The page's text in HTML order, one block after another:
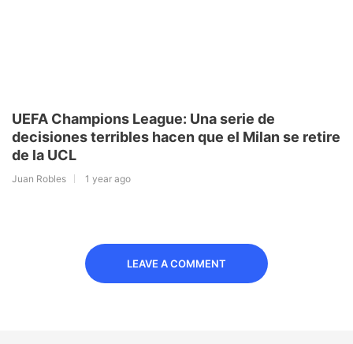
UEFA Champions League: Una serie de
decisiones terribles hacen que el Milan se retire
de la UCL
Juan Robles 1 year ago
LEAVE A COMMENT